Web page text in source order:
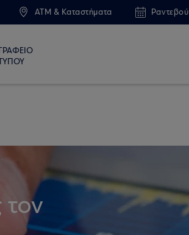
ATM & Καταστήματα Ραντεβού
ΓΡΑΦΕΙΟ